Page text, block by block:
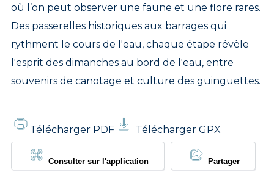
où l’on peut observer une faune et une flore rares.
Des passerelles historiques aux barrages qui
rythment le cours de l'eau, chaque étape révèle
l'esprit des dimanches au bord de l'eau, entre
souvenirs de canotage et culture des guinguettes.
Télécharger PDF Télécharger GPX
Consulter sur l'application Partager